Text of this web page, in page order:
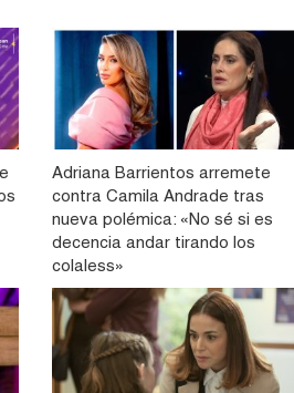
Adriana Barrientos arremete
contra Camila Andrade tras
nueva polémica: «No sé si es
decencia andar tirando los
colaless»